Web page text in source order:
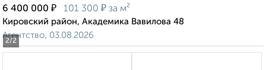
2/2
6 400 000 ₽ 101 300 ₽ за м²
Кировский район, Академика Вавилова 48
Агентство, 03.08.2026